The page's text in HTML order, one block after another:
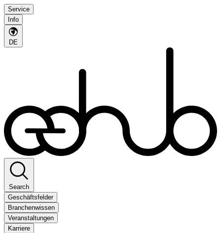
Service
Info
DE
Search
Geschäftsfelder
Branchenwissen
Veranstaltungen
Karriere